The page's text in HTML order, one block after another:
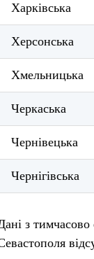
Харківська
Херсонська
Хмельницька
Черкаська
Чернівецька
Чернігівська
з